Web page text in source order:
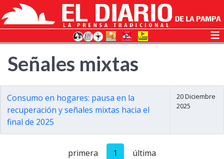
Señales mixtas
Consumo en hogares: pausa en la
recuperación y señales mixtas hacia el
final de 2025
20 Diciembre
2025
primera 1 última